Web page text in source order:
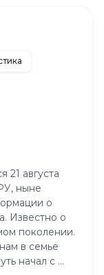
21 августа
ныне
о
Известно о
поколении.
в семье
начал с ...